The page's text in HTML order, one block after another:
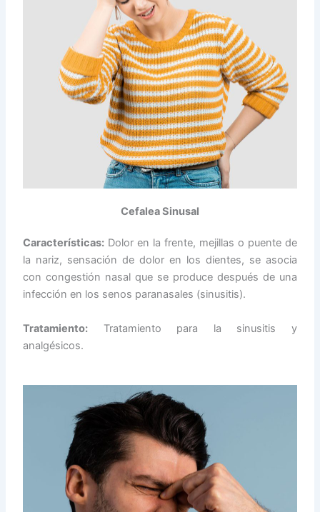
Cefalea Sinusal
Características: Dolor en la frente, mejillas o puente de
la nariz, sensación de dolor en los dientes, se asocia
con congestión nasal que se produce después de una
infección en los senos paranasales (sinusitis).
Tratamiento: Tratamiento para la sinusitis y
analgésicos.